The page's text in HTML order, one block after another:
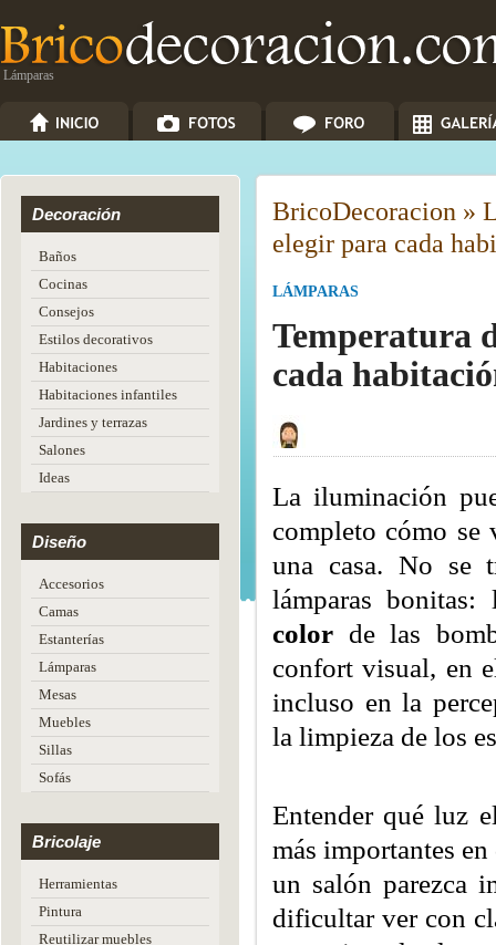
Lámparas
Decoración
Baños
Cocinas
Consejos
Estilos decorativos
Habitaciones
Habitaciones infantiles
Jardines y terrazas
Salones
Ideas
Diseño
Accesorios
Camas
Estanterías
Lámparas
Mesas
Muebles
Sillas
Sofás
Bricolaje
Herramientas
Pintura
Reutilizar muebles
BricoDecoracion »
elegir para cada
LÁMPARAS
Temperatura
cada
La iluminación
completo cómo se
una casa. No se
lámparas
color de las
confort visual, en
incluso en la
la limpieza de los
Entender qué luz
más importantes
un salón parezca
dificultar ver con